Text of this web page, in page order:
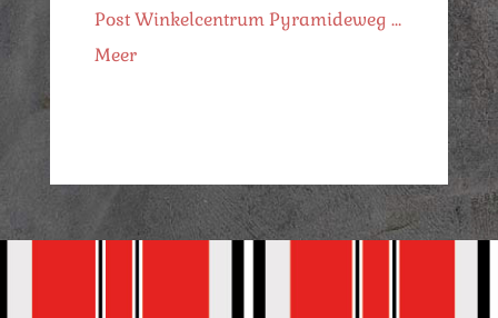
Post Winkelcentrum Pyramideweg …
Meer